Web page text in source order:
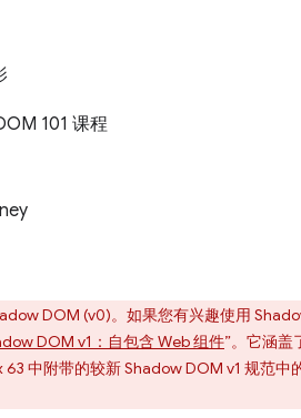
101 课程
DOM (v0)。如果您有兴趣使用
DOM v1：自包含 Web 组件”。它涵盖
中附带的较新 Shadow DOM v1 规范中